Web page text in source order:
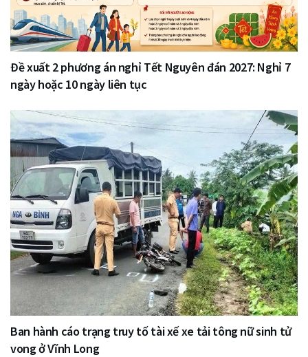
Đề xuất 2 phương án nghỉ Tết Nguyên đán 2027: Nghỉ 7
ngày hoặc 10 ngày liên tục
Ban hành cáo trạng truy tố tài xế xe tải tông nữ sinh tử
vong ở Vĩnh Long